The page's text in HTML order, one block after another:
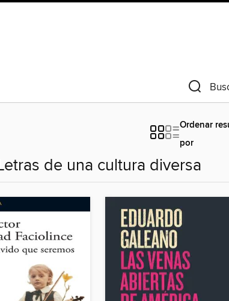
Ordenar
por
de una cultura diversa